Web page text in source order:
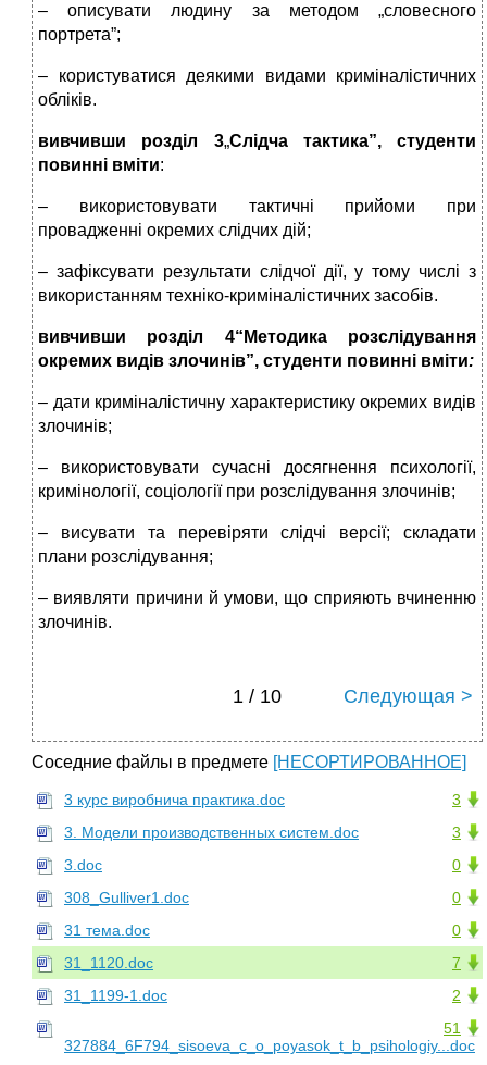
– описувати людину за методом „словесного
портрета”;
– користуватися деякими видами криміналістичних
обліків.
вивчивши розділ 3„Слідча тактика”, студенти
повинні вміти:
– використовувати тактичні прийоми при
провадженні окремих слідчих дій;
– зафіксувати результати слідчої дії, у тому числі з
використанням техніко-криміналістичних засобів.
вивчивши розділ 4“Методика розслідування
окремих видів злочинів”, студенти повинні вміти:
– дати криміналістичну характеристику окремих видів
злочинів;
– використовувати сучасні досягнення психології,
кримінології, соціології при розслідування злочинів;
– висувати та перевіряти слідчі версії; складати
плани розслідування;
– виявляти причини й умови, що сприяють вчиненню
злочинів.
1 / 10 Следующая >
Соседние файлы в предмете [НЕСОРТИРОВАННОЕ]
3
3 курс виробнича практика.doc
3
3. Модели производственных систем.doc
0
3.doc
0
308_Gulliver1.doc
0
31 тема.doc
7
31_1120.doc
2
31_1199-1.doc
51
327884_6F794_sisoeva_c_o_poyasok_t_b_psihologiy...doc